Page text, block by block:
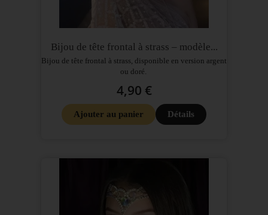
Bijou de tête frontal à strass – modèle...
Bijou de tête frontal à strass, disponible en version argent
ou doré.
4,90 €
Ajouter au panier Détails